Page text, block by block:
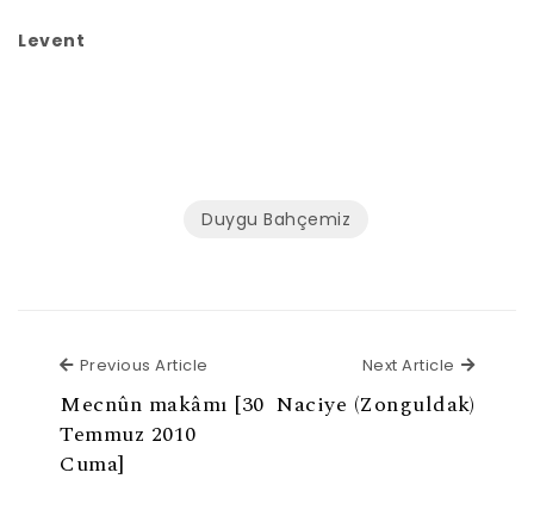
Levent
Duygu Bahçemiz
Previous Article
Mecnûn makâmı [30
Temmuz 2010
Cuma]
Next Article Next
Naciye (Zonguldak)